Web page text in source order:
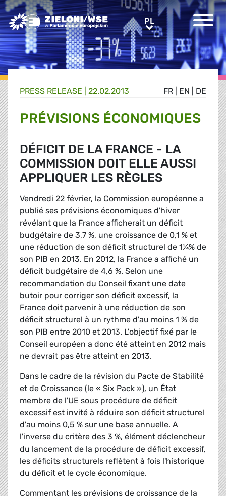
Greens/EFA Home PLPL
FR EN DE
PRESS RELEASE | 22.02.2013
PRÉVISIONS ÉCONOMIQUES
DÉFICIT DE LA FRANCE - LA
COMMISSION DOIT ELLE AUSSI
APPLIQUER LES RÈGLES
Vendredi 22 février, la Commission européenne a
publié ses prévisions économiques d'hiver
révélant que la France afficherait un déficit
budgétaire de 3,7 %, une croissance de 0,1 % et
une réduction de son déficit structurel de 1¼% de
son PIB en 2013. En 2012, la France a affiché un
déficit budgétaire de 4,6 %. Selon une
recommandation du Conseil fixant une date
butoir pour corriger son déficit excessif, la
France doit parvenir à une réduction de son
déficit structurel à un rythme d'au moins 1 % de
son PIB entre 2010 et 2013. L'objectif fixé par le
Conseil européen a donc été atteint en 2012 mais
ne devrait pas être atteint en 2013.
Dans le cadre de la révision du Pacte de Stabilité
et de Croissance (le « Six Pack »), un État
membre de l'UE sous procédure de déficit
excessif est invité à réduire son déficit structurel
d'au moins 0,5 % sur une base annuelle. A
l'inverse du critère des 3 %, élément déclencheur
du lancement de la procédure de déficit excessif,
les déficits structurels reflètent à fois l'historique
du déficit et le cycle économique.
Commentant les prévisions de croissance de la